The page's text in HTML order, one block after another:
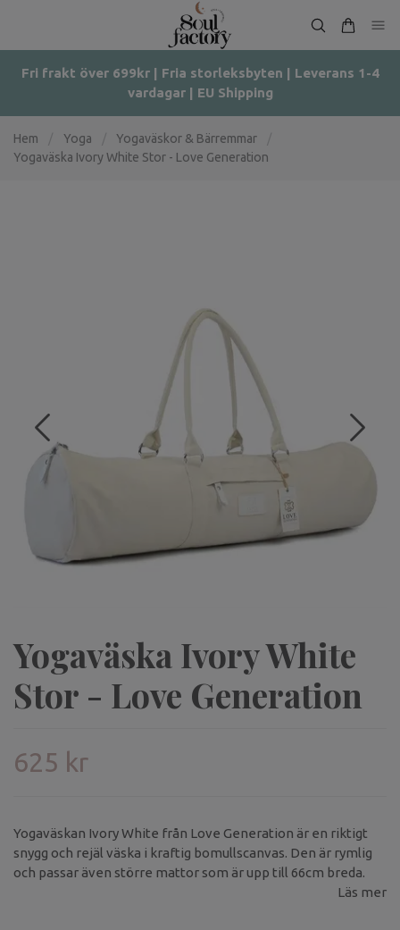
Fri frakt över 699kr | Fria storleksbyten | Leverans 1-4
vardagar | EU Shipping
Hem Yoga Yogaväskor & Bärremmar
Yogaväska Ivory White Stor - Love Generation
Yogaväska Ivory White
Stor - Love Generation
625 kr
Yogaväskan Ivory White från Love Generation är en riktigt
snygg och rejäl väska i kraftig bomullscanvas. Den är rymlig
och passar även större mattor som är upp till 66cm breda.
Läs mer